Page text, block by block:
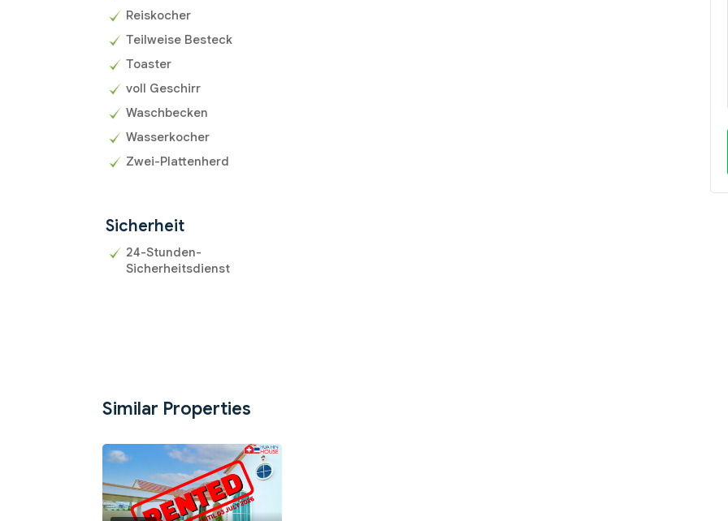
Reiskocher
Teilweise Besteck
Toaster
voll Geschirr
Waschbecken
Wasserkocher
Zwei-Plattenherd
Sicherheit
24-Stunden-
Sicherheitsdienst
Similar Properties